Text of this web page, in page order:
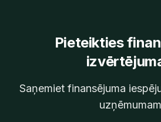
Pieteikties
Saņemiet finansējuma